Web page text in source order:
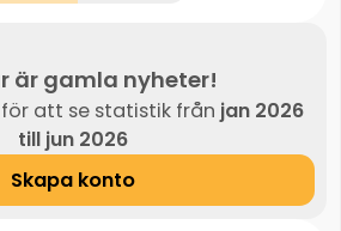
är gamla nyheter!
att se statistik från jan 2026
till jun 2026
Skapa konto